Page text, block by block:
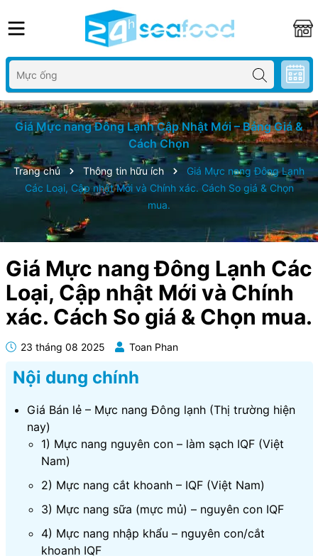
Giá Mực nang Đông Lạnh Cập Nhật Mới – Bảng Giá &
Cách Chọn
Trang chủ Thông tin hữu ích
Giá Mực nang Đông Lạnh
Các Loại, Cập nhật Mới và Chính xác. Cách So giá & Chọn
mua.
Giá Mực nang Đông Lạnh Các
Loại, Cập nhật Mới và Chính
xác. Cách So giá & Chọn mua.
23 tháng 08 2025 Toan Phan
Nội dung chính
Giá Bán lẻ – Mực nang Đông lạnh (Thị trường hiện
nay)
1) Mực nang nguyên con – làm sạch IQF (Việt
Nam)
2) Mực nang cắt khoanh – IQF (Việt Nam)
3) Mực nang sữa (mực mủ) – nguyên con IQF
4) Mực nang nhập khẩu – nguyên con/cắt
khoanh IQF